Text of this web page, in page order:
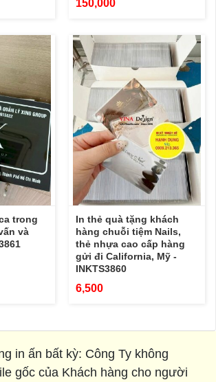
150,000
trong
và
In thẻ quà tặng khách
hàng chuỗi tiệm Nails,
thẻ nhựa cao cấp hàng
gửi đi California, Mỹ -
INKTS3860
6,500
in ấn bất kỳ: Công Ty không
gốc của Khách hàng cho người